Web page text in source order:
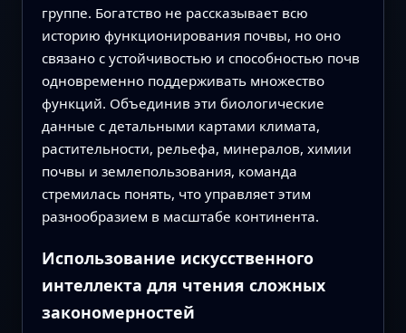
группе. Богатство не рассказывает всю
историю функционирования почвы, но оно
связано с устойчивостью и способностью почв
одновременно поддерживать множество
функций. Объединив эти биологические
данные с детальными картами климата,
растительности, рельефа, минералов, химии
почвы и землепользования, команда
стремилась понять, что управляет этим
разнообразием в масштабе континента.
Использование искусственного
интеллекта для чтения сложных
закономерностей